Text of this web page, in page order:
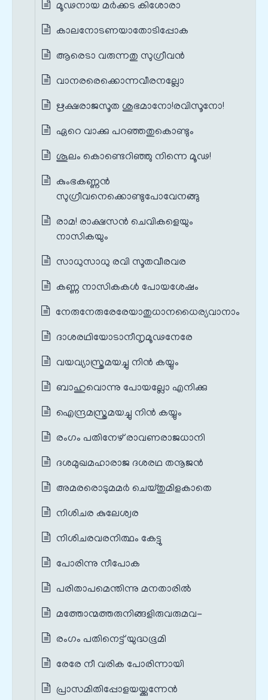
മൂഢനായ മർക്കട കിശോരാ
കാലനോടണയാതോടിപ്പോക
ആരെടാ വരുന്നതു സുഗ്രീവൻ
വാനരരെക്കൊന്നവീരനല്ലോ
ഋക്ഷരാജസൂത ശുഭമാനോ!രവിസൂനോ!
ഏറെ വാക്കു പറഞ്ഞതുകൊണ്ടും
ശൂലം കൊണ്ടെറിഞ്ഞു നിന്നെ മൂഢ!
കുംഭകണ്ണൻ
സുഗ്രീവനെക്കൊണ്ടുപോവേനങ്ങു
രാമ! രാക്ഷസൻ ചെവികളെയും
നാസികയും
സാധുസാധു രവി സൂതവീരവര
കണ്ണ നാസികകൾ പോയശേഷം
നേരുനേരുരേരേയാതുധാനധൈര്യവാനാം
ദാശരഥിയോടാനീനൃമൂഢനേരേ
വയവ്യാസ്ത്രമയച്ചു നിൻ കയ്യും
ബാഹുവൊന്നു പോയല്ലോ എനിക്കു
ഐന്ദ്രമസ്ത്രമയച്ചു നിൻ കയ്യും
രംഗം പതിനേഴ് രാവണരാജധാനി
ദശമുഖമഹാരാജ ദശരഥ തനൂജൻ
അമരരൊടുമമർ ചെയ്തുമിളകാതെ
നിശിചര കുലേശ്വര
നിശിചരവരനിത്ഥം കേട്ടു
പോരിന്നു നീപോക
പരിതാപമെന്തിന്നു മനതാരിൽ
മത്തോന്മത്തരുനിങ്ങളിരുവരുമവ-
രംഗം പതിനെട്ട് യുദ്ധഭൂമി
രേരേ നീ വരിക പോരിന്നായി
പ്രാസമിതിപ്പോളയയ്ക്കുന്നേൻ